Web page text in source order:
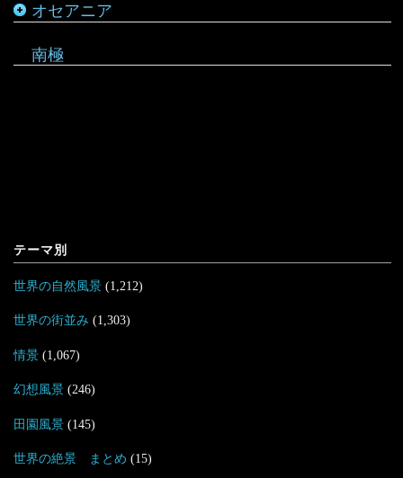
オセアニア
マーシャル諸島
南極
テーマ別
世界の自然風景(1,212)
世界の街並み (1,303)
情景(1,067)
幻想風景(246)
田園風景(145)
世界の絶景 まとめ (15)